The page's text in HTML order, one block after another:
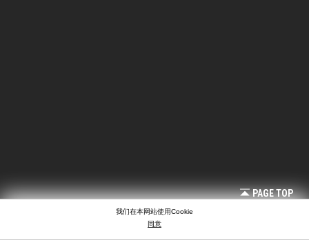
PAGE TOP
我们在本网站使用Cookie
同意